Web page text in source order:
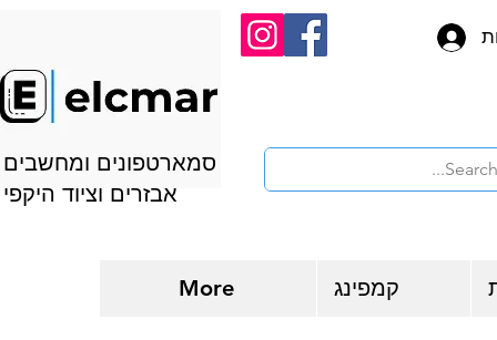
סמארטפונים ומחשבים
אבזרים וציוד היקפי
קמפינג More